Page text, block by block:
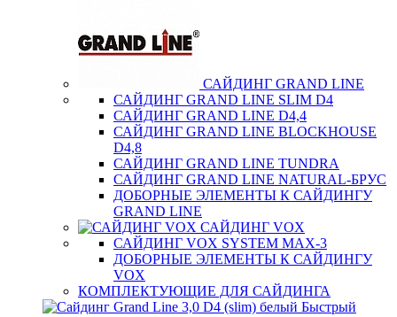
САЙДИНГ GRAND LINE
САЙДИНГ GRAND LINE SLIM D4
САЙДИНГ GRAND LINE D4,4
САЙДИНГ GRAND LINE BLOCKHOUSE
D4,8
САЙДИНГ GRAND LINE TUNDRA
САЙДИНГ GRAND LINE NATURAL-БРУС
ДОБОРНЫЕ ЭЛЕМЕНТЫ К САЙДИНГУ
GRAND LINE
САЙДИНГ VOX
САЙДИНГ VOX SYSTEM MAX-3
ДОБОРНЫЕ ЭЛЕМЕНТЫ К САЙДИНГУ
VOX
КОМПЛЕКТУЮЩИЕ ДЛЯ САЙДИНГА
Быстрый